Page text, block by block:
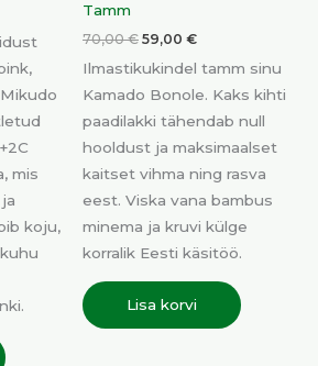
mis
koju,
Tamm
70,00€ 59,00 €
Ilmastikukindel tamm sinu
Kamado Bonole. Kaks kihti
paadilakki tähendab null
hooldust ja maksimaalset
kaitset vihma ning rasva
eest. Viska vana bambus
minema ja kruvi külge
korralik Eesti käsitöö.
Lisa korvi